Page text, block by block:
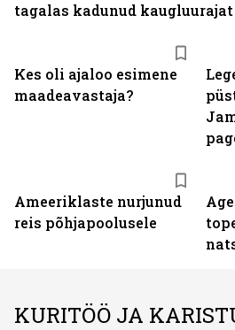
Kes oli ajaloo esimene
maadeavastaja?
Ameeriklaste nurjunud
reis põhjapoolusele
tagalas kadunud kaugluurajat
KURITÖÖ JA